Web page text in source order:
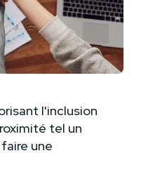
l'inclusion
tel un
une